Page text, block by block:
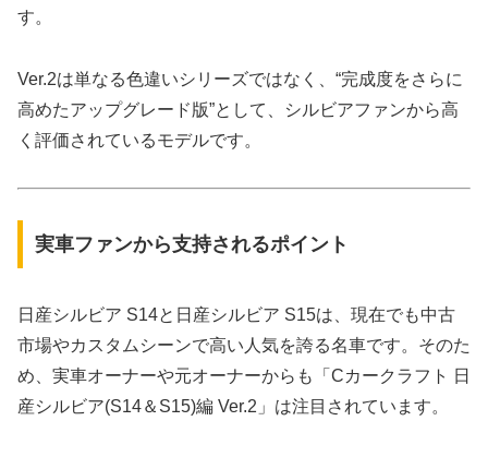
す。
Ver.2は単なる色違いシリーズではなく、“完成度をさらに
高めたアップグレード版”として、シルビアファンから高
く評価されているモデルです。
実車ファンから支持されるポイント
日産シルビア S14と日産シルビア S15は、現在でも中古
市場やカスタムシーンで高い人気を誇る名車です。そのた
め、実車オーナーや元オーナーからも「Cカークラフト 日
産シルビア(S14＆S15)編 Ver.2」は注目されています。